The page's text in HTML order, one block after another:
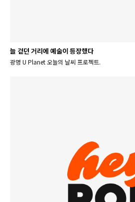
늘 걷던 거리에 예술이 등장했다
광명 U Planet 오늘의 날씨 프로젝트.